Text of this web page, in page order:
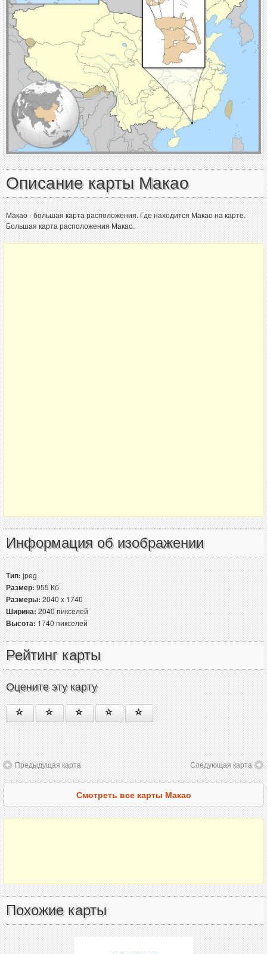
Описание карты Макао
Макао - большая карта расположения. Где находится Макао на карте.
Большая карта расположения Макао.
Информация об изображении
Тип:jpeg
Размер:955 Кб
Размеры:2040 x 1740
Ширина:2040 пикселей
Высота:1740 пикселей
Рейтинг карты
Оцените эту карту
Предыдущая карта Следующая карта
Смотреть все карты Макао
Похожие карты